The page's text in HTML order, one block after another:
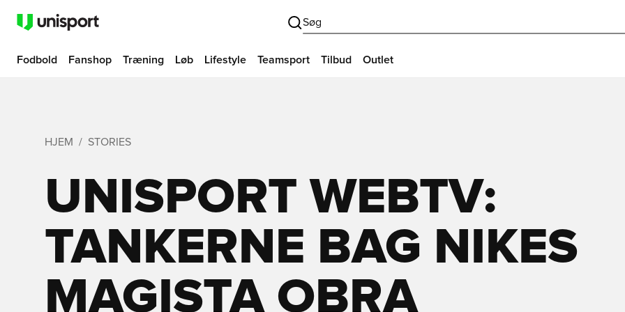
Søg
Fodbold Fanshop Træning Løb Lifestyle Teamsport Tilbud Outlet
HJEM STORIES
UNISPORT WEBTV:
TANKERNE BAG NIKES
MAGISTA OBRA